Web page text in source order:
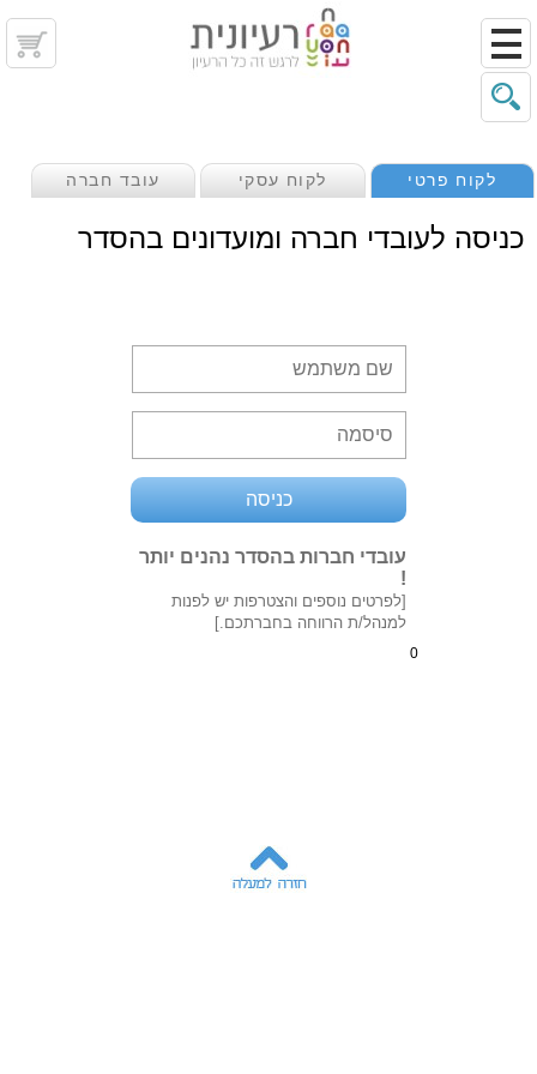
לקוח פרטי לקוח עסקי עובד חברה
כניסה לעובדי חברה ומועדונים בהסדר
עובדי חברות בהסדר נהנים יותר
!
[לפרטים נוספים והצטרפות יש לפנות
למנהל/ת הרווחה בחברתכם.]
0